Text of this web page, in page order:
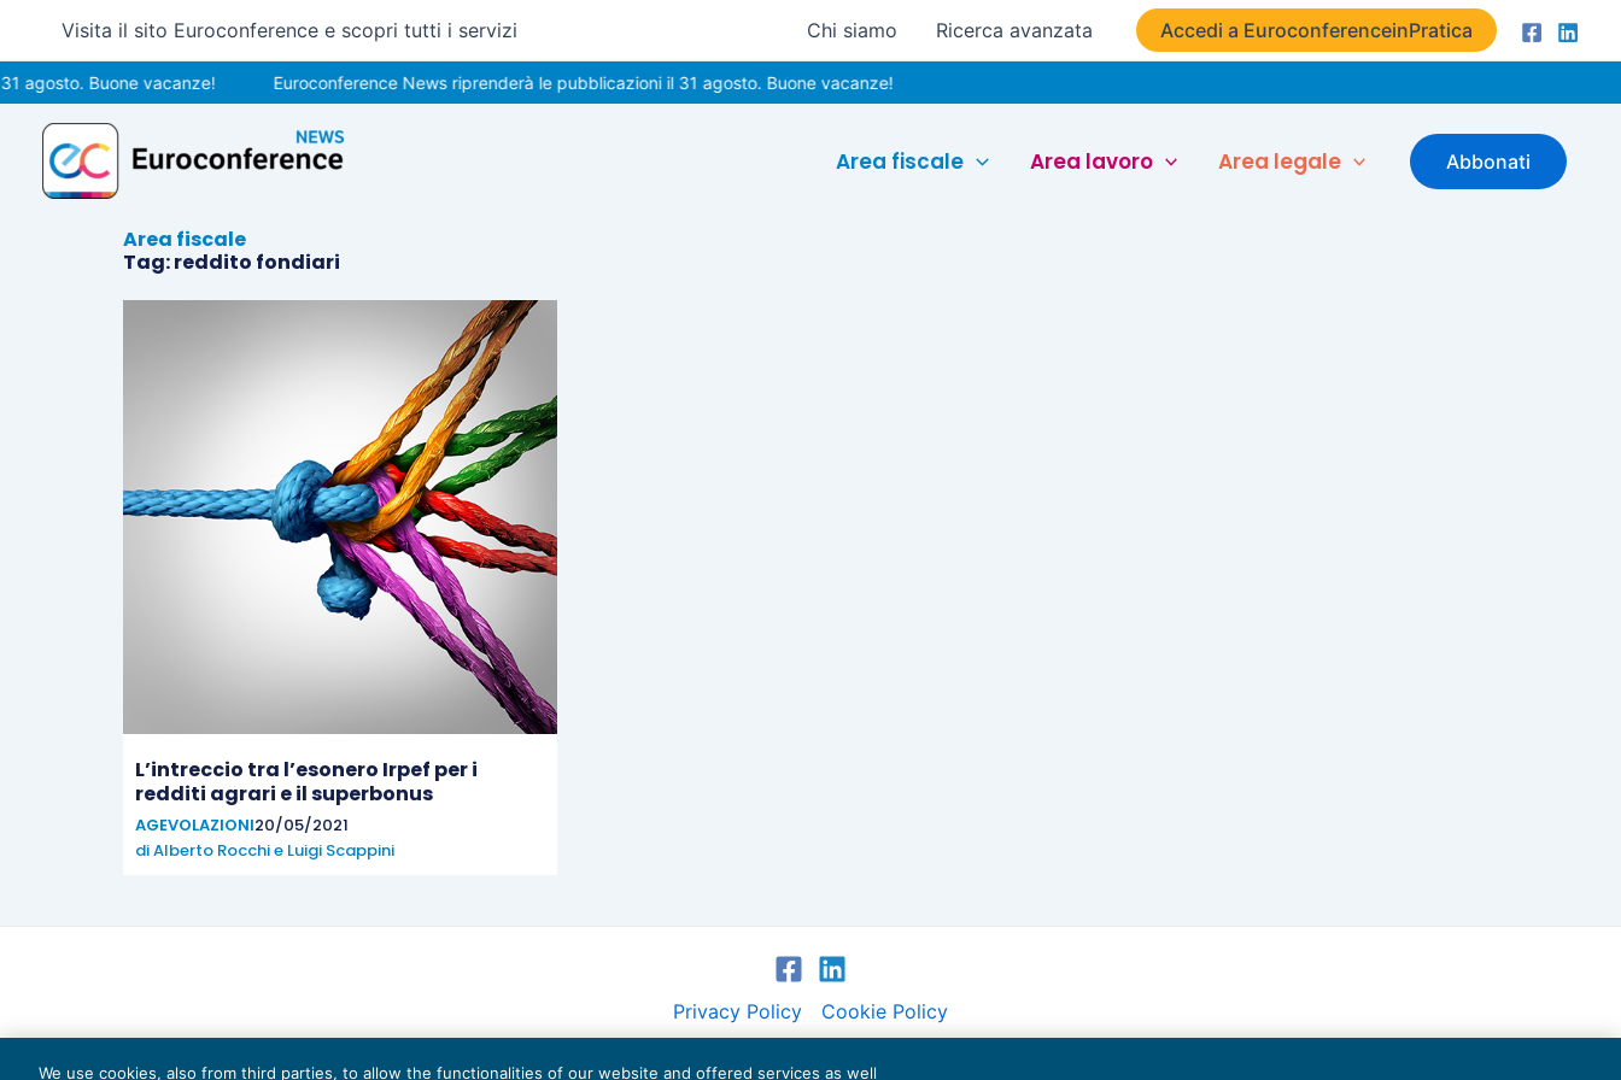
contenuto
Visita il sito Euroconference e scopri tutti i servizi Chi siamo Ricerca avanzata Accedi a EuroconferenceinPratica
agosto. Buone vacanze! Euroconference News riprenderà le pubblicazioni il 31 agosto. Buone vacanze!
Area fiscale Area lavoro Area legale Abbonati
Area fiscale
Tag: reddito fondiari
L’intreccio tra l’esonero Irpef per i
redditi agrari e il superbonus
AGEVOLAZIONI20/05/2021
diAlberto Rocchie Luigi Scappini
Privacy Policy Cookie Policy
We use cookies, also from third parties, to allow the functionalities of our website and offered services as well